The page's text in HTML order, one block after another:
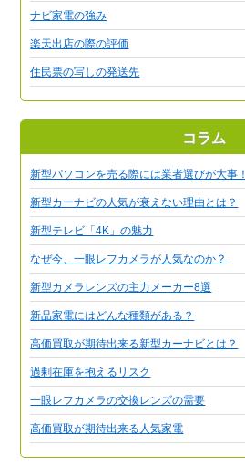
ナビ家電の強み
楽天出店の際の評価
住民票の写しの発送先
コラム
新型パソコンを売る際には業者選びが大事！
新型カーナビの人気が衰えない理由とは？
新型テレビ「4K」の魅力
なぜ今、一眼レフカメラが人気なのか？
新型カメラレンズの主力メーカー8選
新品家電にはどんな種類がある？
高価買取が期待出来る新型カーナビとは？
過剰在庫を抱えるリスク
一眼レフカメラの交換レンズの需要
高価買取が期待出来る人気家電